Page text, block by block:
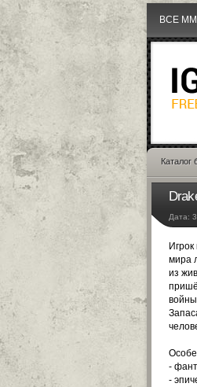
ВСЕ
Каталог
Дата:
мира
из
-
-